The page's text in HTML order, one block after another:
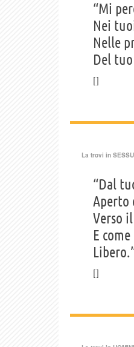
“Mi
Nei
Nelle
Del
La trovi in
“Dal
Aperto
Verso il
E